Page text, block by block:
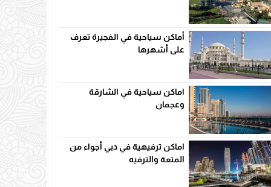
أماكن سياحية في الفجيرة تعرف
على أشهرها
اماكن سياحية في الشارقة
وعجمان
اماكن ترفيهية في دبي أجواء من
المتعة والترفيه